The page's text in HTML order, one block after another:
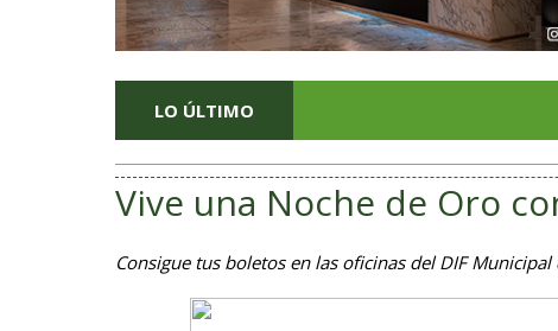
LO ÚLTIMO
Vive una Noche de Oro
Consigue tus boletos en las oficinas del DIF Municipal